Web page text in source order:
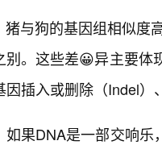
猪与狗的基因组相似度
别。这些差😀异主要
因插入或删除（Indel
如果DNA是一部交响